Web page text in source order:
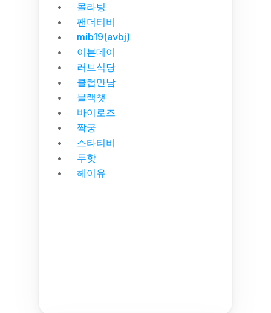
몰라팅
팬더티비
mib19(avbj)
이븐데이
러브식당
클럽만남
블랙챗
바이로즈
짝궁
스타티비
투핫
헤이유